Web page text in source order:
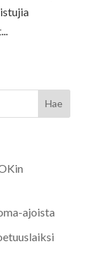
ajoista